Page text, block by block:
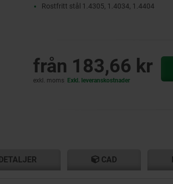
Rostfritt stål 1.4305, 1.4034, 1.4404
från 183,66 kr
exkl. moms Exkl. leveranskostnader
DETALJER CAD